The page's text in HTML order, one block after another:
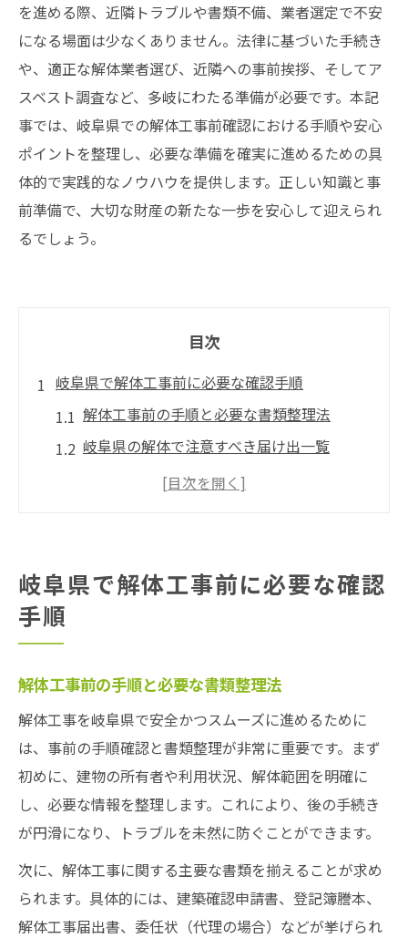
を進める際、近隣トラブルや書類不備、業者選定で不安
になる場面は少なくありません。法律に基づいた手続き
や、適正な解体業者選び、近隣への事前挨拶、そしてア
スベスト調査など、多岐にわたる準備が必要です。本記
事では、岐阜県での解体工事前確認における手順や安心
ポイントを整理し、必要な準備を確実に進めるための具
体的で実践的なノウハウを提供します。正しい知識と事
前準備で、大切な財産の新たな一歩を安心して迎えられ
るでしょう。
目次
岐阜県で解体工事前に必要な確認手順
解体工事前の手順と必要な書類整理法
岐阜県の解体で注意すべき届け出一覧
解体工事の流れと事前説明の重要性
業者選びや解体登録番号の見極め方
岐阜県の解体で失敗しない業者選びガイド
近隣挨拶は解体前にどの範囲が最適か
解体工事前の近隣挨拶はどこまで必要か
挨拶の範囲と解体による影響の伝え方
解体工事でトラブル回避する挨拶のポイン
ト
挨拶の適切なタイミングと伝える内容整理
岐阜県で解体工事前に必要な確認
手順
解体工事前の手順と必要な書類整理法
解体工事を岐阜県で安全かつスムーズに進めるために
は、事前の手順確認と書類整理が非常に重要です。まず
初めに、建物の所有者や利用状況、解体範囲を明確に
し、必要な情報を整理します。これにより、後の手続き
が円滑になり、トラブルを未然に防ぐことができます。
次に、解体工事に関する主要な書類を揃えることが求め
られます。具体的には、建築確認申請書、登記簿謄本、
解体工事届出書、委任状（代理の場合）などが挙げられ